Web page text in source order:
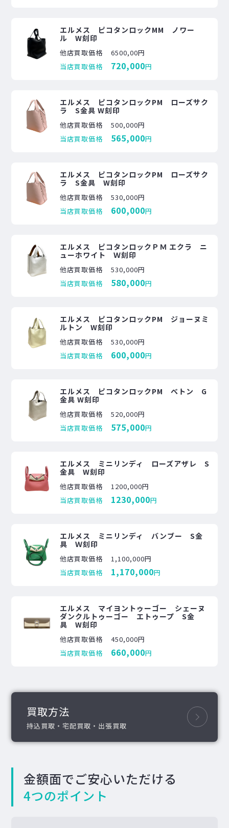
エルメス ピコタンロックMM ノワー
ル W刻印
他店買取価格
6500,00円
当店買取価格
720,000円
エルメス ピコタンロックPM ローズサク
ラ S金具 W刻印
他店買取価格
500,000円
当店買取価格
565,000円
エルメス ピコタンロックPM ローズサク
ラ S金具 W刻印
他店買取価格
530,000円
当店買取価格
600,000円
エルメス ピコタンロックＰＭ エクラ ニ
ューホワイト Ｗ刻印
他店買取価格
530,000円
当店買取価格
580,000円
エルメス ピコタンロックPM ジョーヌミ
ルトン W刻印
他店買取価格
530,000円
当店買取価格
600,000円
エルメス ピコタンロックPM べトン G
金具 W刻印
他店買取価格
520,000円
当店買取価格
575,000円
エルメス ミニリンディ ローズアザレ S
金具 W刻印
他店買取価格
1200,000円
当店買取価格
1230,000円
エルメス ミニリンディ バンブー S金
具 Ｗ刻印
他店買取価格
1,100,000円
当店買取価格
1,170,000円
エルメス マイヨントゥーゴー シェーヌ
ダンクルトゥーゴー エトゥープ S金
具 W刻印
他店買取価格
450,000円
当店買取価格
660,000円
買取方法
持込買取・宅配買取・出張買取
金額面でご安心いただける
4つのポイント